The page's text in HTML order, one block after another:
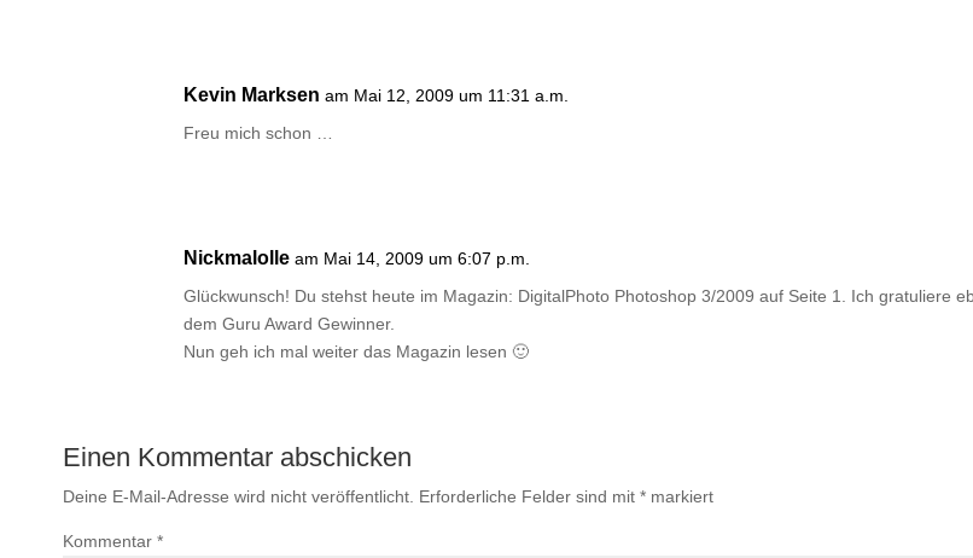
Kevin Marksen am Mai 12, 2009 um 11:31 a.m.
Freu mich schon …
Nickmalolle am Mai 14, 2009 um 6:07 p.m.
Glückwunsch! Du stehst heute im Magazin: DigitalPhoto Photoshop 3/2009 auf Seite 1. Ich gratuliere
dem Guru Award Gewinner.
Nun geh ich mal weiter das Magazin lesen 🙂
Einen Kommentar abschicken
Deine E-Mail-Adresse wird nicht veröffentlicht. Erforderliche Felder sind mit * markiert
Kommentar *